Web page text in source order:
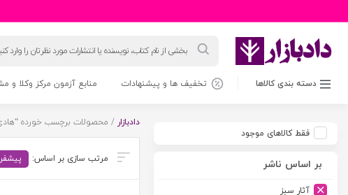
محصولات
دسته بندی کالاها تخفیف ها و پیشنهادات منابع آزمون مرکز وکلا و
فقط کالاهای موجود
بر اساس ناشر
آثار سبز
دادبازار / محصولات برچسب خورده